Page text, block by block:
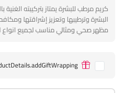
كريم مرطب للبشرة يمتاز بتركيبته
البشرة وترطيبها وتعزيز إشراقتها
مظهر صحي ومثالي مناسب لجميع انواع